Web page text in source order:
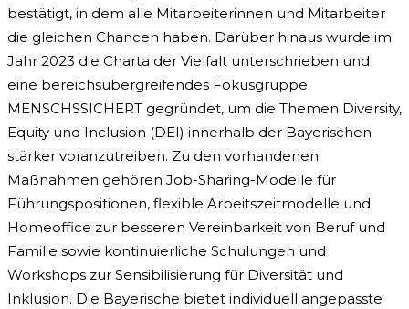
bestätigt, in dem alle Mitarbeiterinnen und Mitarbeiter
die gleichen Chancen haben. Darüber hinaus wurde im
Jahr 2023 die Charta der Vielfalt unterschrieben und
eine bereichsübergreifendes Fokusgruppe
MENSCHSSICHERT gegründet, um die Themen Diversity,
Equity und Inclusion (DEI) innerhalb der Bayerischen
stärker voranzutreiben. Zu den vorhandenen
Maßnahmen gehören Job-Sharing-Modelle für
Führungspositionen, flexible Arbeitszeitmodelle und
Homeoffice zur besseren Vereinbarkeit von Beruf und
Familie sowie kontinuierliche Schulungen und
Workshops zur Sensibilisierung für Diversität und
Inklusion. Die Bayerische bietet individuell angepasste